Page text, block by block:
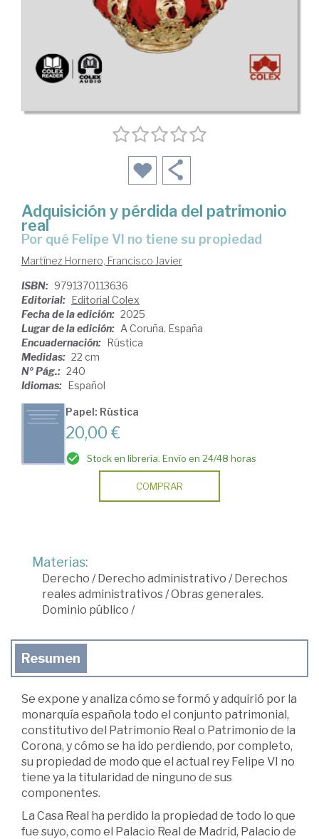
Adquisición y pérdida del patrimonio
real
Por qué Felipe VI no tiene su propiedad
Martínez Hornero, Francisco Javier
ISBN: 9791370113636
Editorial: Editorial Colex
Fecha de la edición: 2025
Lugar de la edición: A Coruña. España
Encuadernación: Rústica
Medidas: 22 cm
Nº Pág.: 240
Idiomas: Español
Papel: Rústica
20,00 €
Stock en librería. Envío en 24/48 horas
COMPRAR
Materias:
Derecho /Derecho administrativo /Derechos
reales administrativos /Obras generales.
Dominio público /
Resumen
Se expone y analiza cómo se formó y adquirió por la
monarquía española todo el conjunto patrimonial,
constitutivo del Patrimonio Real o Patrimonio de la
Corona, y cómo se ha ido perdiendo, por completo,
su propiedad de modo que el actual rey Felipe VI no
tiene ya la titularidad de ninguno de sus
componentes.
La Casa Real ha perdido la propiedad de todo lo que
fue suyo, como el Palacio Real de Madrid, Palacio de